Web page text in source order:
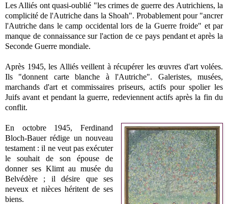
Les Alliés ont quasi-oublié "les crimes de guerre des Autrichiens, la
complicité de l'Autriche dans la Shoah". Probablement pour "ancrer
l'Autriche dans le camp occidental lors dela Guerrefroide" et par
manque de connaissance sur l'action de ce pays pendant et après la
Seconde Guerre mondiale.
Après 1945, les Alliés veillent à récupérer les œuvres d'art volées.
Ils "donnent carte blanche à l'Autriche". Galeristes, musées,
marchands d'art et commissaires priseurs, actifs pour spolier les
Juifs avant et pendant la guerre, redeviennent actifs après la fin du
conflit.
En octobre 1945, Ferdinand
Bloch-Bauer rédige un nouveau
testament : il ne veut pas exécuter
le souhait de son épouse de
donner ses Klimt au musée du
Belvédère ; il désire que ses
neveux et nièces héritent de ses
biens.